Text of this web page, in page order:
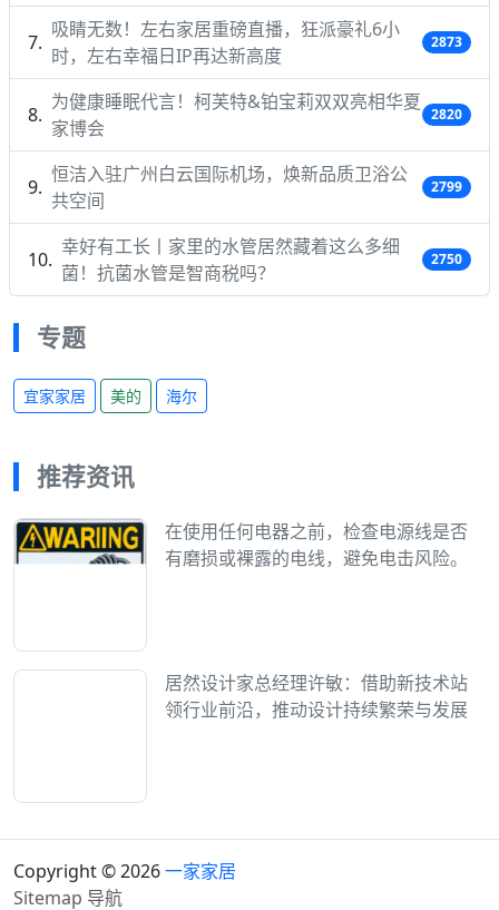
吸睛无数！左右家居重磅直播，狂派豪礼6小
时，左右幸福日IP再达新高度
2873
为健康睡眠代言！柯芙特&铂宝莉双双亮相华夏
家博会
2820
恒洁入驻广州白云国际机场，焕新品质卫浴公
共空间
2799
幸好有工长丨家里的水管居然藏着这么多细
菌！抗菌水管是智商税吗？
2750
专题
宜家家居 美的 海尔
推荐资讯
在使用任何电器之前，检查电源线是否
有磨损或裸露的电线，避免电击风险。
居然设计家总经理许敏：借助新技术站
领行业前沿，推动设计持续繁荣与发展
Copyright © 2026一家家居
Sitemap 导航